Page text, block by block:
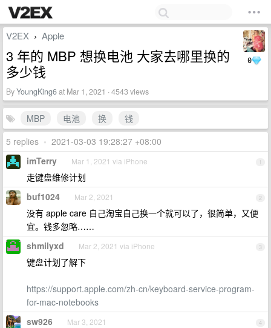
0
V2EX › Apple
3 年的 MBP 想换电池 大家去哪里换的
多少钱
ByYoungKing6at Mar 1, 2021 · 4543 views
MBP 电池 换
钱
5 replies • 2021-03-03 19:28:27 +08:00
1
imTerry Mar 1, 2021 via iPhone
走键盘维修计划
2
buf1024 Mar 2, 2021
没有 apple care 自己淘宝自己换一个就可以了，很简单，又便
宜。钱多忽略……
3
shmilyxd Mar 2, 2021 via iPhone
键盘计划了解下
https://support.apple.com/zh-cn/keyboard-service-program-
for-mac-notebooks
4
sw926 Mar 3, 2021